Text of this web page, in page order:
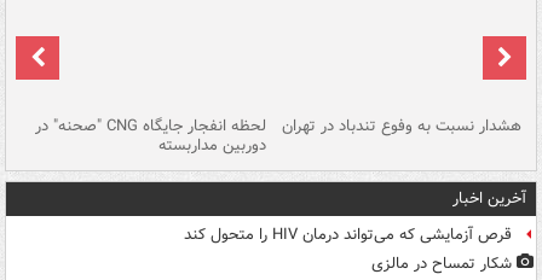
هشدار نسبت به وفوع تندباد در تهران لحظه انفجار جایگاه CNG "صحنه" در
دوربین مداربسته
آخرین اخبار
قرص آزمایشی که می‌تواند درمان HIV را متحول کند
شکار تمساح در مالزی